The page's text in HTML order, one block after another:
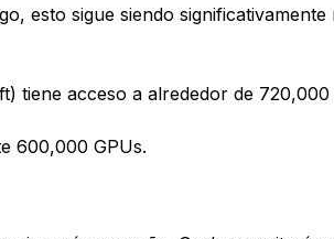
esto sigue siendo
tiene acceso a alrededor de 720,000
600,000 GPUs.